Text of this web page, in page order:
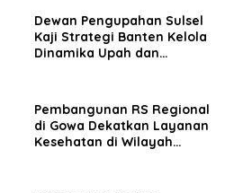
Dewan Pengupahan Sulsel
Kaji Strategi Banten Kelola
Dinamika Upah dan
Pembangunan RS Regional
di Gowa Dekatkan Layanan
Kesehatan di Wilayah